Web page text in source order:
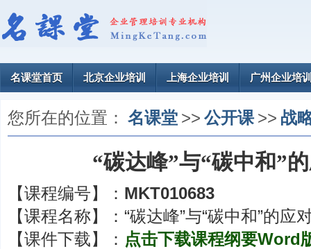
名课堂首页 北京企业培训 上海企业培训 广州企业培
您所在的位置： 名课堂 >> 公开课 >> 战
“碳达峰”与“碳中和”
【课程编号】： MKT010683
【课程名称】： “碳达峰”与“碳中和”的应
【课件下载】： 点击下载课程纲要Word